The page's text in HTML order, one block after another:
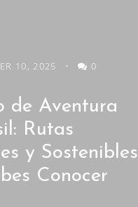
10, 2025 • 0
de Aventura
Rutas
y Sostenibles
Conocer